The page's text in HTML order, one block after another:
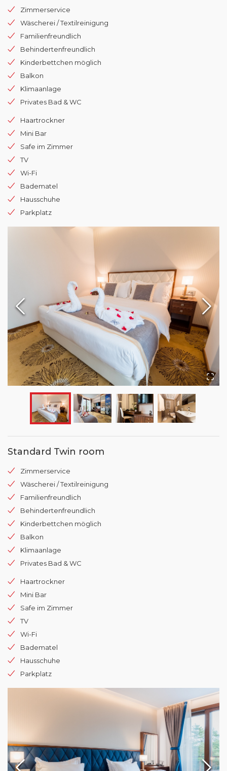
Zimmerservice
Wäscherei / Textilreinigung
Familienfreundlich
Behindertenfreundlich
Kinderbettchen möglich
Balkon
Klimaanlage
Privates Bad & WC
Haartrockner
Mini Bar
Safe im Zimmer
TV
Wi-Fi
Badematel
Hausschuhe
Parkplatz
Standard Twin room
Zimmerservice
Wäscherei / Textilreinigung
Familienfreundlich
Behindertenfreundlich
Kinderbettchen möglich
Balkon
Klimaanlage
Privates Bad & WC
Haartrockner
Mini Bar
Safe im Zimmer
TV
Wi-Fi
Badematel
Hausschuhe
Parkplatz